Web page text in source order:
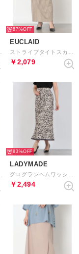
87%
EUCLAID
￥2,079
83%
LADYMADE
￥2,494